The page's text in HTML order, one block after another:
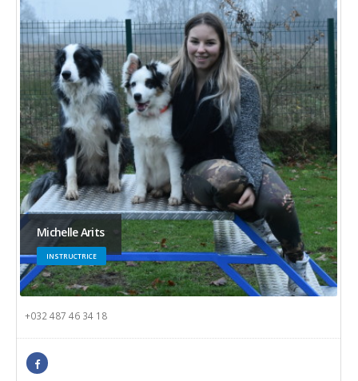
Michelle Arits
INSTRUCTRICE
+032 487 46 34 18